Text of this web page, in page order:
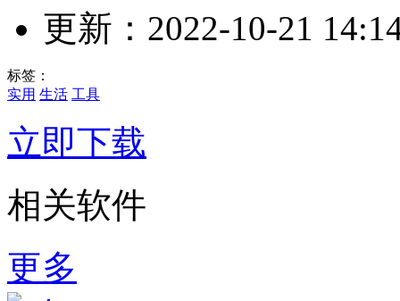
更新：2022-10-21
标签：
实用 生活 工具
立即下载
相关软件
更多